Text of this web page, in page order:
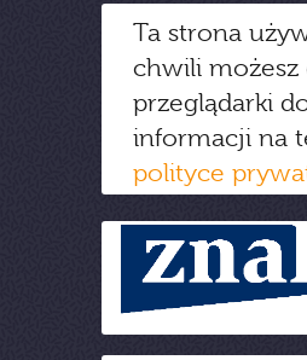
Ta strona
chwili możesz
przeglądarki
informacji na
polityce